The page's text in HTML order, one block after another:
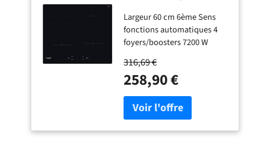
Plaque avec zone à
induction 4 zone(s)
Largeur 60 cm 6ème Sens
fonctions automatiques 4
foyers/boosters 7200 W
316,69 €
258,90 €